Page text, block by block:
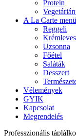
Protein
A La Carte menü
Reggeli
Uzsonna
Főétel
Saláták
Desszert
Vélemények
GYIK
Kapcsolat
Megrendelés
Professzionális